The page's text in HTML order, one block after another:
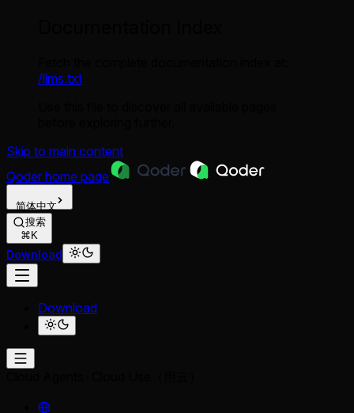
/llms.txt
Skip to main content
Qoder home page
简体中文
搜索
⌘K
Download
Download